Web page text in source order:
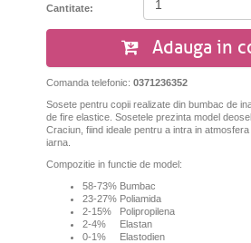
Cantitate:
Adauga in
Comanda telefonic: 0371236352
Sosete pentru copii realizate din bumbac de
de fire elastice. Sosetele prezinta model
Craciun, fiind ideale pentru a intra in
iarna.
Compozitie in functie de model:
58-73% Bumbac
23-27% Poliamida
2-15% Polipropilena
2-4% Elastan
0-1% Elastodien